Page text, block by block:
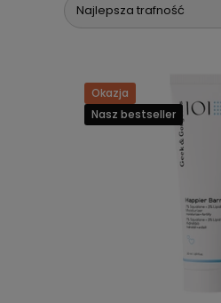
Najlepsza trafność
Okazja
Nasz bestseller